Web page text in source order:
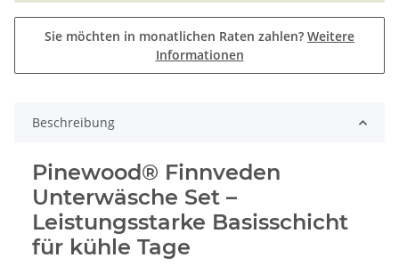
Sie möchten in monatlichen Raten zahlen? Weitere
Informationen
Beschreibung
Pinewood® Finnveden
Unterwäsche Set –
Leistungsstarke Basisschicht
für kühle Tage